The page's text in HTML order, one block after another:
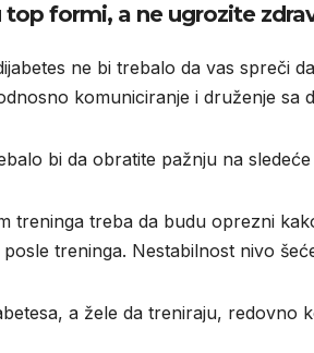
formi, a ne ugrozite
ne bi trebalo da vas spreči
komuniciranje i druženje sa
bi da obratite pažnju na
treninga treba da budu oprezni
treninga. Nestabilnost nivo
a žele da treniraju,